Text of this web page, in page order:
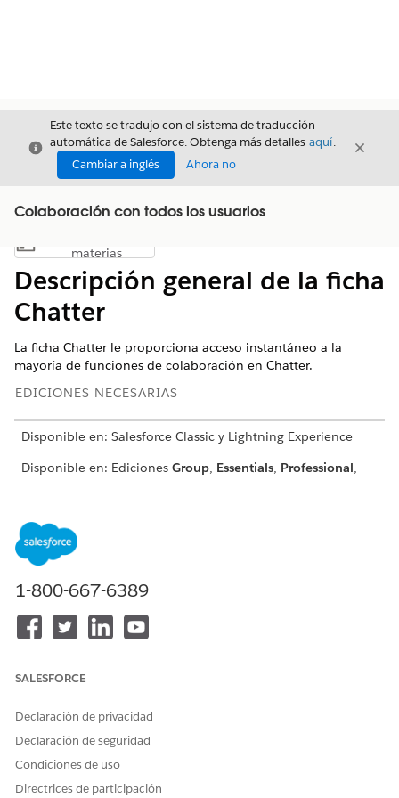
Cerrar
Este texto se tradujo con el sistema de traducción
automática de Salesforce. Obtenga más detalles aquí.
Cambiar a inglés
Ahora no
Cerrar
Colaboración con todos los usuarios
Mostrar índice de materias
materias
Descripción general de la ficha
Chatter
La ficha Chatter le proporciona acceso instantáneo a la
mayoría de funciones de colaboración en Chatter.
EDICIONES NECESARIAS
Disponible en: Salesforce Classic y Lightning Experience
Disponible en: Ediciones Group, Essentials, Professional,
Desde la ficha Chatter puede:
Publique contenido compartido con personas que le
siguen o comente en la publicación de otra persona.
Decidir que le gustan publicaciones o comentarios para
demostrar su apoyo.
Comparta una publicación en su perfil o en un grupo.
Chatter en un email o mensaje instantáneo.
publicaciones de las personas y registros que sigue y de
los grupos de los que es miembro. Vea, filtre y ordene
publicaciones que le mencionan, o bien publicaciones
que agregó a favoritos, o todas las publicaciones de su
compañía.
1-800-667-6389
SALESFORCE
Declaración de privacidad
Declaración de seguridad
Condiciones de uso
Directrices de participación